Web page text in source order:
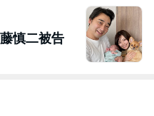
慎二被告